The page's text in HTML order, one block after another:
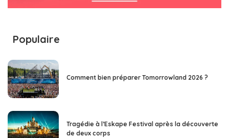
Populaire
Comment bien préparer Tomorrowland 2026 ?
Tragédie à l’Eskape Festival après la découverte
de deux corps